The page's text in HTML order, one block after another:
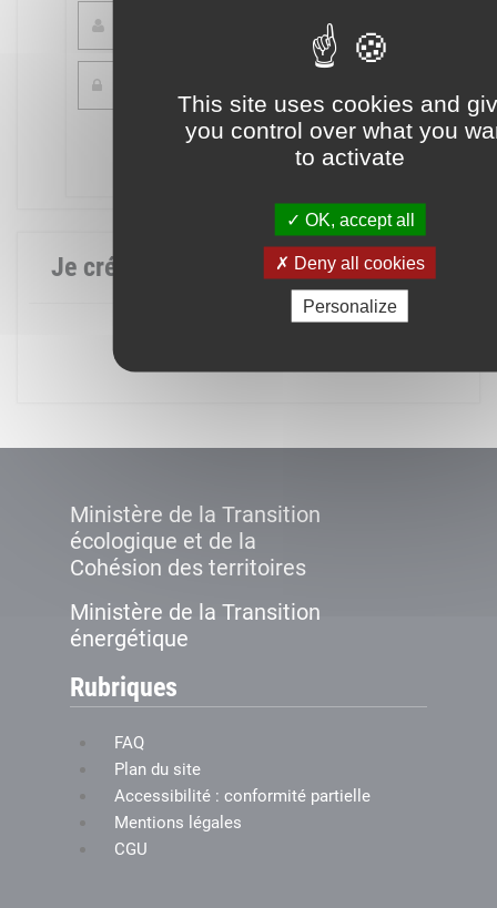
This site uses cookies and
you control over what you
to activate
OK, accept all
Deny all cookies
Personalize
Mot de passe oublié ?
Je crée mon compte
Ministère de la Transition
écologique et de la
Cohésion des territoires
Ministère de la Transition
énergétique
Rubriques
FAQ
Plan du site
Accessibilité : conformité partielle
Mentions légales
CGU